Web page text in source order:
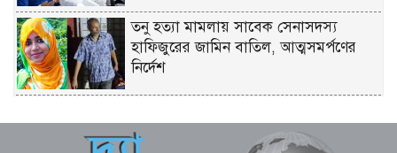
তনু হত্যা মামলায় সাবেক সেনাসদস্য
হাফিজুরের জামিন বাতিল, আত্মসমর্পণের
নির্দেশ
যুবকের মৃত্যু